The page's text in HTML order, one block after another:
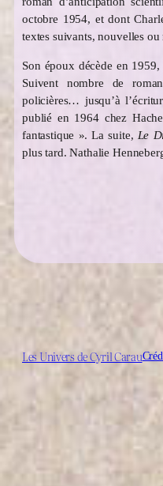
octobre 1954, et dont
textes suivants, nouvelles ou
Son époux décède en
Suivent nombre de
policières… jusqu’à
publié en 1964 chez
fantastique ». La suite, Le
plus tard. Nathalie
Les Univers de Cyril Carau